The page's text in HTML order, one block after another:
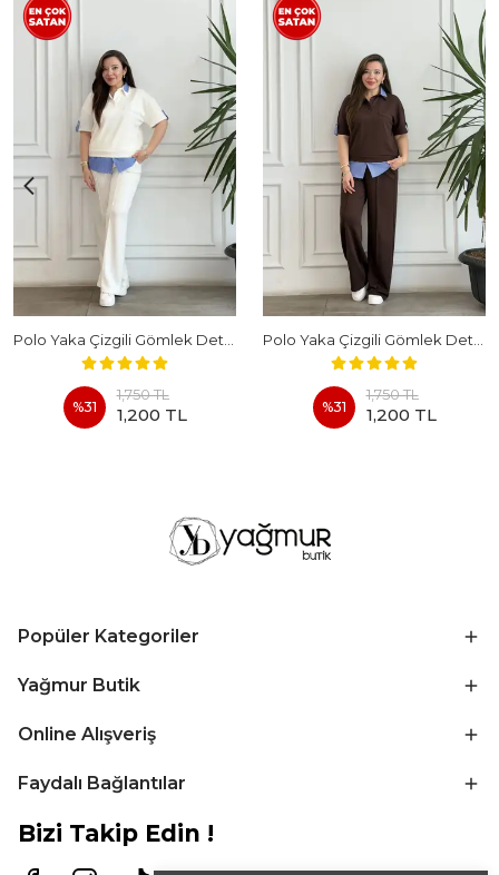
%31
1,750 TL
1,200 TL %31
1,750 TL
1,200 TL
Popüler Kategoriler
Yağmur Butik
Online Alışveriş
Faydalı Bağlantılar
Bizi Takip Edin !